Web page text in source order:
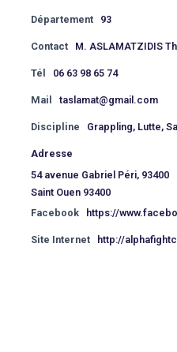
Département 93
Contact M. ASLAMATZIDIS
Tél 06 63 98 65 74
Mail taslamat@gmail.com
Discipline Grappling, Lutte,
Adresse
54 avenue Gabriel Péri, 93400
Saint Ouen 93400
Facebook
https://
Site Internet http://